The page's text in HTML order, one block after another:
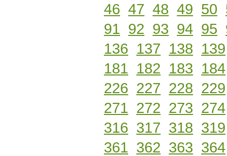
46 47 48 49 50
91 92 93 94 95
136 137 138 139
181 182 183 184
226 227 228 229
271 272 273 274
316 317 318 319
361 362 363 364